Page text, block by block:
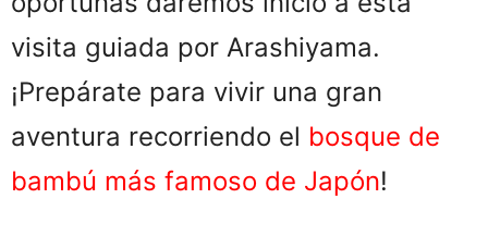
visita guiada por Arashiyama.
¡Prepárate para vivir una gran
aventura recorriendo el bosque de
bambú más famoso de Japón!